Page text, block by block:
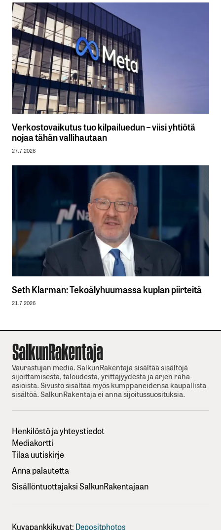
Verkostovaikutus tuo kilpailuedun – viisi yhtiötä
nojaa tähän vallihautaan
27.7.2026
Seth Klarman: Tekoälyhuumassa kuplan piirteitä
21.7.2026
Vaurastujan media. SalkunRakentaja sisältää sisältöjä
sijoittamisesta, taloudesta, yrittäjyydesta ja arjen raha-
asioista. Sivusto sisältää myös kumppaneidensa kaupallista
sisältöä. SalkunRakentaja ei anna sijoitussuosituksia.
Henkilöstö ja yhteystiedot
Mediakortti
Tilaa uutiskirje
Anna palautetta
Sisällöntuottajaksi SalkunRakentajaan
Kuvapankkikuvat: Depositphotos